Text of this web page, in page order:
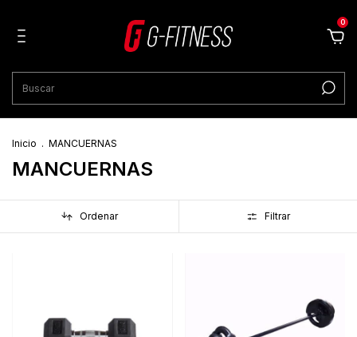
0
Inicio . MANCUERNAS
MANCUERNAS
Ordenar Filtrar